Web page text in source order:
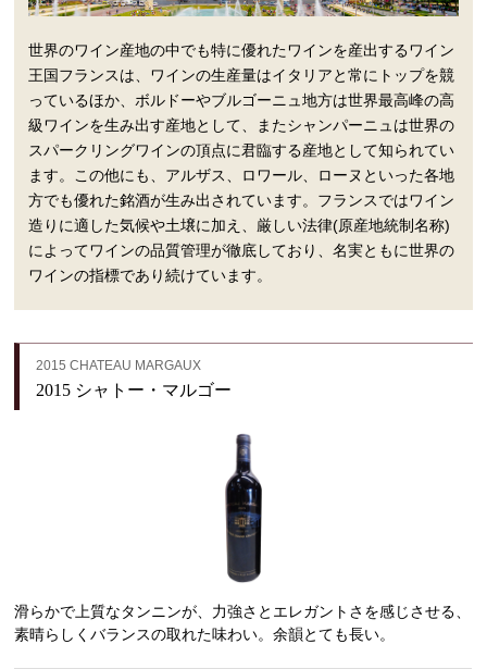
世界のワイン産地の中でも特に優れたワインを産出するワイン
王国フランスは、ワインの生産量はイタリアと常にトップを競
っているほか、ボルドーやブルゴーニュ地方は世界最高峰の高
級ワインを生み出す産地として、またシャンパーニュは世界の
スパークリングワインの頂点に君臨する産地として知られてい
ます。この他にも、アルザス、ロワール、ローヌといった各地
方でも優れた銘酒が生み出されています。フランスではワイン
造りに適した気候や土壌に加え、厳しい法律(原産地統制名称)
によってワインの品質管理が徹底しており、名実ともに世界の
ワインの指標であり続けています。
2015 CHATEAU MARGAUX
2015 シャトー・マルゴー
滑らかで上質なタンニンが、力強さとエレガントさを感じさせる、
素晴らしくバランスの取れた味わい。余韻とても長い。